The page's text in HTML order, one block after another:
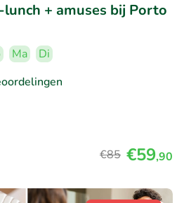
+ amuses bij Porto
Ma
Di
€85 €59,90